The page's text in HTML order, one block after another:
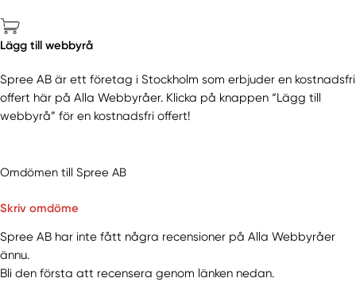
Lägg till webbyrå
Spree AB är ett företag i Stockholm som erbjuder en kostnadsfri
offert här på Alla Webbyråer. Klicka på knappen “Lägg till
webbyrå” för en kostnadsfri offert!
Omdömen till Spree AB
Skriv omdöme
Spree AB har inte fått några recensioner på Alla Webbyråer
ännu.
Bli den första att recensera genom länken nedan.